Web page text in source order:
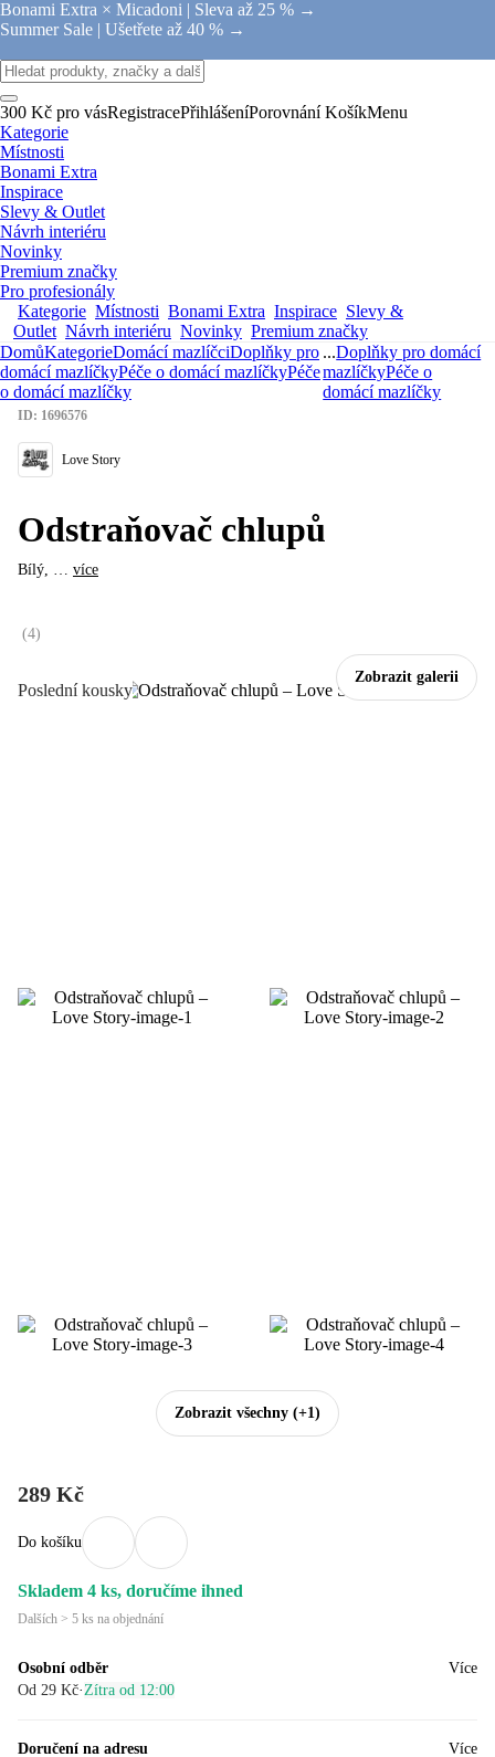
Bonami Extra × Micadoni | Sleva až 25 % →
Summer Sale | Ušetřete až 40 % →
300 Kč pro vásRegistracePřihlášeníPorovnání KošíkMenu
Kategorie
Místnosti
Bonami Extra
Inspirace
Slevy & Outlet
Návrh interiéru
Novinky
Premium značky
Pro profesionály
Kategorie Místnosti Bonami Extra Inspirace Slevy &
Outlet Návrh interiéru Novinky Premium značky
DomůKategorieDomácí mazlíčciDoplňky pro
domácí mazlíčkyPéče o domácí mazlíčkyPéče
o domácí mazlíčky
...Doplňky pro domácí
mazlíčkyPéče o
domácí mazlíčky
Zobrazit galerii
Zobrazit všechny (+1)
Poslední kousky
ID: 1696576
Love Story
Odstraňovač chlupů
Bílý, … více
(4)
289 Kč
Do košíku
Skladem 4 ks, doručíme ihned
Dalších > 5 ks na objednání
Osobní odběr
Od 29 Kč· Zítra od 12:00
Více
Doručení na adresu
Více